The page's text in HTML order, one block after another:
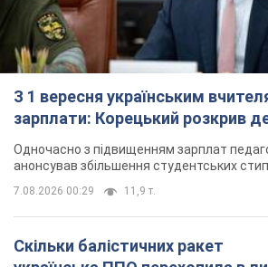
Скільки балістичних ракет
українська ППО перехопила в
Міноборони назвали цифру
ракет-перехоплювачів
3 часа назад 6,1 т.
Ауріка Ротару через суд змінила
свою пенсію, на яку раніше
жалілася: скільки отримувала
співачка
У виплату не врахували зарплатню